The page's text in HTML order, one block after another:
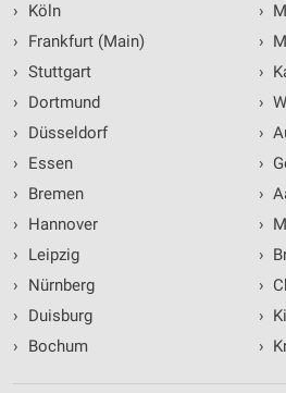
›
Köln
›
Frankfurt (Main)
› Stuttgart
›
Dortmund
›
Düsseldorf
›
Essen
›
Bremen
›
Hannover
›
Leipzig
›
Nürnberg
›
Duisburg
›
Bochum
›
›
›
›
›
›
›
›
›
›
›
›
auf einem Endgerät
Verwendung reduzierter Daten zur
Werbeanzeigen
Erstellung von Profilen für
Werbung
Verwendung von Profilen zur
Erstellung von Profilen zur
Verwendung von Profilen zur